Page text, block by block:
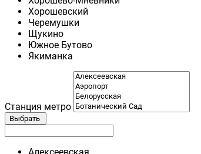
Хорошевский
Черемушки
Щукино
Южное Бутово
Якиманка
Станция метро
Выбрать